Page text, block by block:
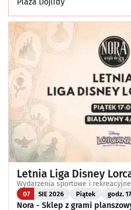
Letnia Liga Disney
Wydarzenia sportowe i rekreacyjne
07 SIE 2026 Piątek godz.
Nora - Sklep z grami